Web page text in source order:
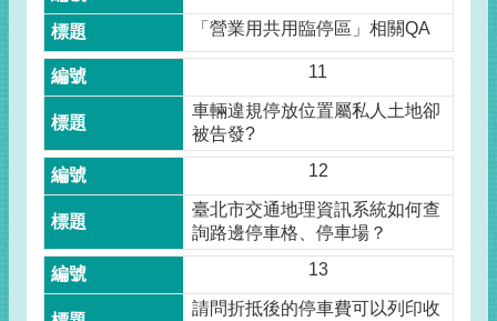
「營業用共用臨停區」相關QA
11
車輛違規停放位置屬私人土地卻
被告發?
12
臺北市交通地理資訊系統如何查
詢路邊停車格、停車場？
13
請問折抵後的停車費可以列印收